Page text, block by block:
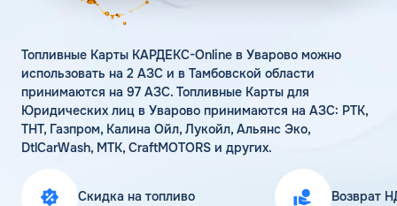
Топливные Карты КАРДЕКС-Online в Уварово можно
использовать на 2 АЗС и в Тамбовской области
принимаются на 97 АЗС. Топливные Карты для
Юридических лиц в Уварово принимаются на АЗС: РТК,
ТНТ, Газпром, Калина Ойл, Лукойл, Альянс Эко,
DtlCarWash, МТК, CraftMOTORS и других.
Скидка на топливо Возврат